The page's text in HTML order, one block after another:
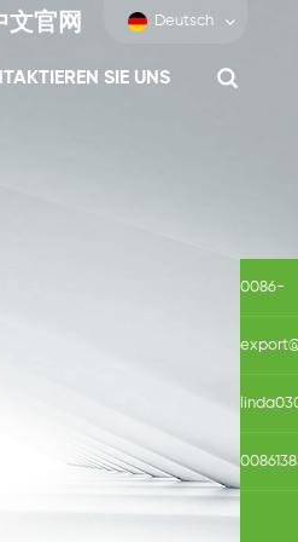
文官网 Deutsch
SIE UNS
0086-
0592-